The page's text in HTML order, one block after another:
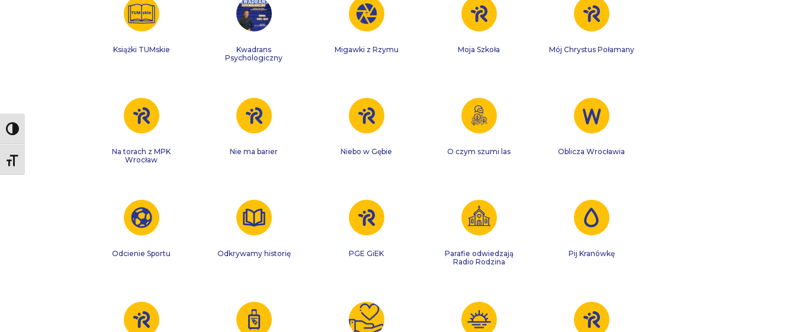
Toggle High Contrast
Toggle Font size
Książki TUMskie
Kwadrans
Psychologiczny
Migawki z Rzymu Moja Szkoła Mój Chrystus Połamany
Na torach z MPK
Wrocław
Nie ma barier Niebo w Gębie O czym szumi las Oblicza Wrocławia
Odcienie Sportu Odkrywamy historię PGE GiEK
Parafie odwiedzają
Radio Rodzina
Pij Kranówkę